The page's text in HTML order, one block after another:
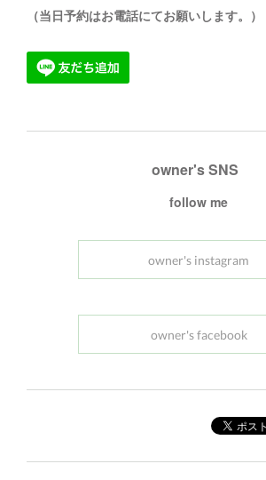
（当日予約はお電話にてお願いします。）
owner's SNS
follow me
owner's instagram
owner's facebook